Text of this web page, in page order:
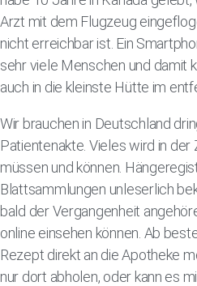
Arzt mit dem Flugzeug
nicht erreichbar ist. Ein
sehr viele Menschen und damit
auch in die kleinste Hütte im
Wir brauchen in Deutschland
Patientenakte. Vieles wird in
müssen und können.
Blattsammlungen unleserlich
bald der Vergangenheit
online einsehen können. Ab
Rezept direkt an die Apotheke
nur dort abholen, oder kann es